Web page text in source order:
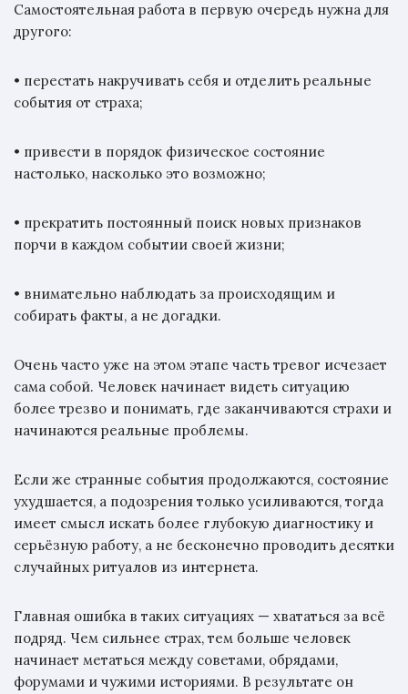
Самостоятельная работа в первую очередь нужна для
другого:
• перестать накручивать себя и отделить реальные
события от страха;
• привести в порядок физическое состояние
настолько, насколько это возможно;
• прекратить постоянный поиск новых признаков
порчи в каждом событии своей жизни;
• внимательно наблюдать за происходящим и
собирать факты, а не догадки.
Очень часто уже на этом этапе часть тревог исчезает
сама собой. Человек начинает видеть ситуацию
более трезво и понимать, где заканчиваются страхи и
начинаются реальные проблемы.
Если же странные события продолжаются, состояние
ухудшается, а подозрения только усиливаются, тогда
имеет смысл искать более глубокую диагностику и
серьёзную работу, а не бесконечно проводить десятки
случайных ритуалов из интернета.
Главная ошибка в таких ситуациях — хвататься за всё
подряд. Чем сильнее страх, тем больше человек
начинает метаться между советами, обрядами,
форумами и чужими историями. В результате он